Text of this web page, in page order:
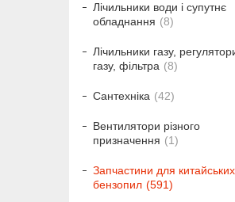
Лічильники води і супутнє
обладнання
8
Лічильники газу,
газу, фільтра
8
Сантехніка 42
Вентилятори різного
призначення
1
Запчастини для китайських
бензопил
591